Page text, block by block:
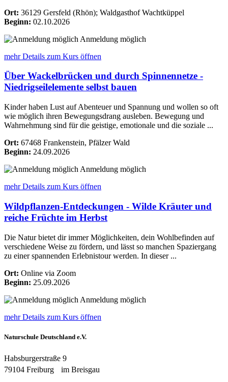
Ort: 36129 Gersfeld (Rhön); Waldgasthof Wachtküppel
Beginn: 02.10.2026
Anmeldung möglich
mehr Details zum Kurs öffnen
Über Wackelbrücken und durch Spinnennetze -
Niedrigseilelemente selbst bauen
Kinder haben Lust auf Abenteuer und Spannung und wollen so oft
wie möglich ihren Bewegungsdrang ausleben. Bewegung und
Wahrnehmung sind für die geistige, emotionale und die soziale ...
Ort: 67468 Frankenstein, Pfälzer Wald
Beginn: 24.09.2026
Anmeldung möglich
mehr Details zum Kurs öffnen
Wildpflanzen-Entdeckungen - Wilde Kräuter und
reiche Früchte im Herbst
Die Natur bietet dir immer Möglichkeiten, dein Wohlbefinden auf
verschiedene Weise zu fördern, und lässt so manchen Spaziergang
zu einer spannenden Erlebnistour werden. In dieser ...
Ort: Online via Zoom
Beginn: 25.09.2026
Anmeldung möglich
mehr Details zum Kurs öffnen
Naturschule Deutschland e.V.
Habsburgerstraße 9
79104 Freiburg im Breisgau